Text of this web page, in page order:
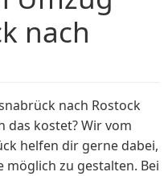
nach
nach Rostock
das kostet? Wir vom
helfen dir gerne dabei,
zu gestalten. Bei